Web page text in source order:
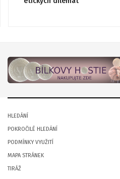
HLEDÁNÍ
POKROČILÉ HLEDÁNÍ
PODMÍNKY VYUŽITÍ
MAPA STRÁNEK
TIRÁŽ